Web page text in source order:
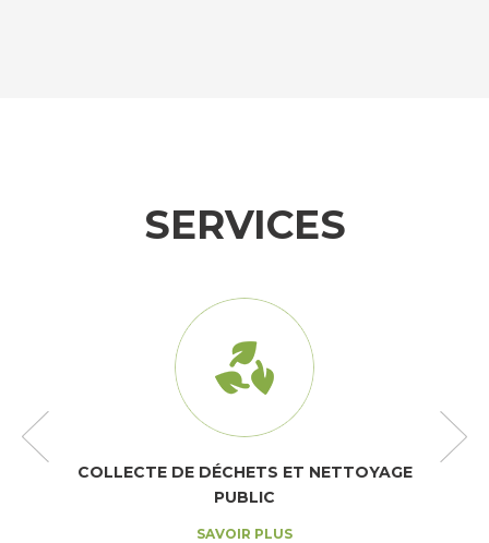
SERVICES
COLLECTE DE DÉCHETS ET NETTOYAGE
PUBLIC
SAVOIR PLUS